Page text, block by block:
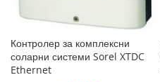
Контролер за комплексни
соларни системи Sorel XTDC
Ethernet